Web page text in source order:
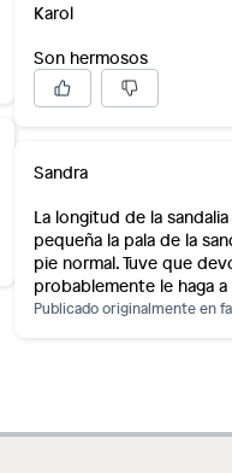
Karol
Son hermosos
Sandra
La longitud de la
pequeña la pala de la
pie normal. Tuve que
probablemente le haga
Publicado originalmente en